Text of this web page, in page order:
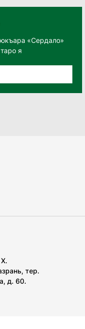
«Сердало»
я
тер.
д. 60.